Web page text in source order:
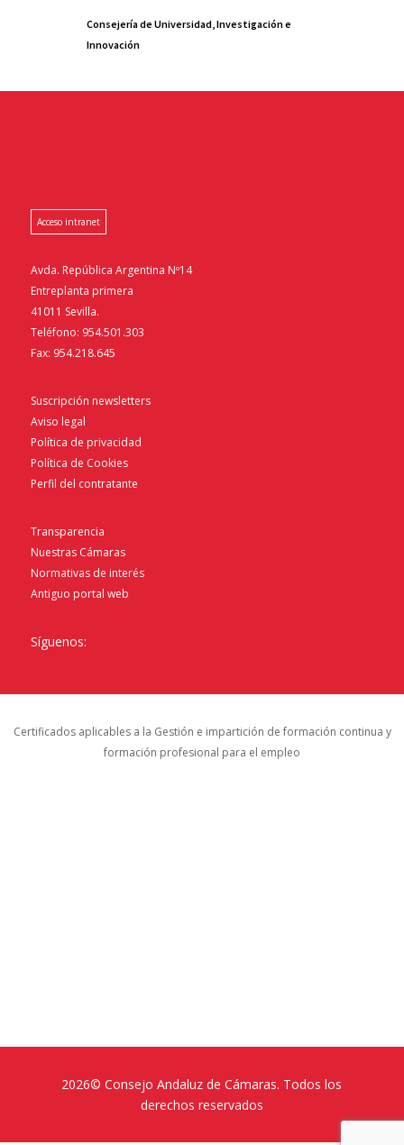
Consejería de Universidad, Investigación e
Innovación
Acceso intranet
Avda. República Argentina Nº14
Entreplanta primera
41011 Sevilla.
Teléfono: 954.501.303
Fax: 954.218.645
Suscripción newsletters
Aviso legal
Política de privacidad
Política de Cookies
Perfil del contratante
Transparencia
Nuestras Cámaras
Normativas de interés
Antiguo portal web
Síguenos:
Certificados aplicables a la Gestión e impartición de formación continua y
formación profesional para el empleo
2026© Consejo Andaluz de Cámaras. Todos los
derechos reservados